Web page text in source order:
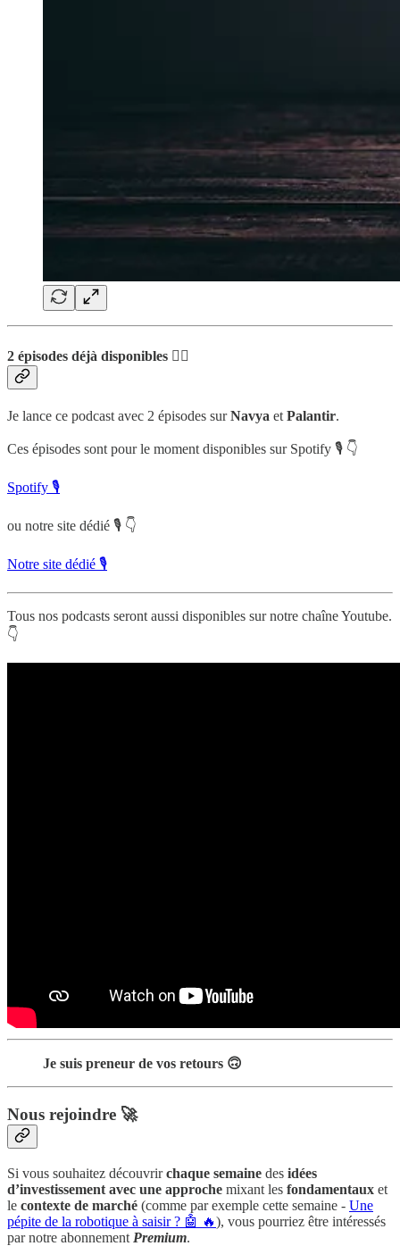
2 épisodes déjà disponibles 💁‍♂️
Je lance ce podcast avec 2 épisodes surNavya et Palantir.
Ces épisodes sont pour le moment disponibles sur Spotify 🎙 👇
Spotify 🎙
ou notre site dédié 🎙 👇
Notre site dédié 🎙
Tous nos podcasts seront aussi disponibles sur notre chaîne Youtube.
👇
Je suis preneur de vos retours 🙃
Nous rejoindre 🚀
Si vous souhaitez découvrirchaque semaine des idées
d’investissement avec une approche mixant les fondamentaux et
le contexte de marché (comme par exemple cette semaine - Une
pépite de la robotique à saisir ? 🤖 🔥), vous pourriez être intéressés
par notre abonnement Premium.